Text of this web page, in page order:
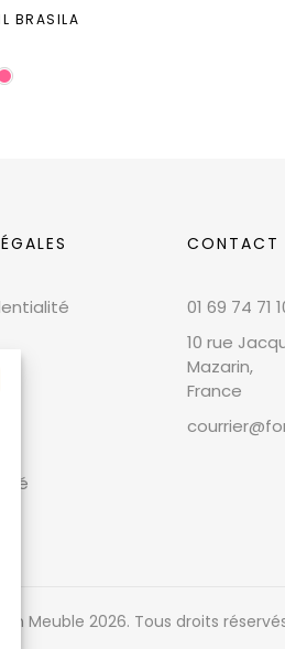
BRASILA
CONTACT
01 69 74 71
10 rue
Mazarin,
France
Meuble 2026. Tous droits